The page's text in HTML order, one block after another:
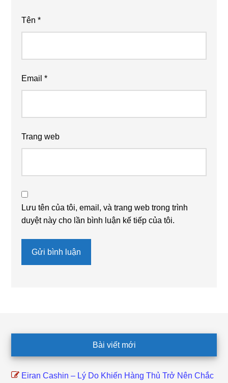
Tên*
Email*
Trang web
Lưu tên của tôi, email, và trang web trong trình
duyệt này cho lần bình luận kế tiếp của tôi.
Bài viết mới
Eiran Cashin – Lý Do Khiến Hàng Thủ Trở Nên Chắc